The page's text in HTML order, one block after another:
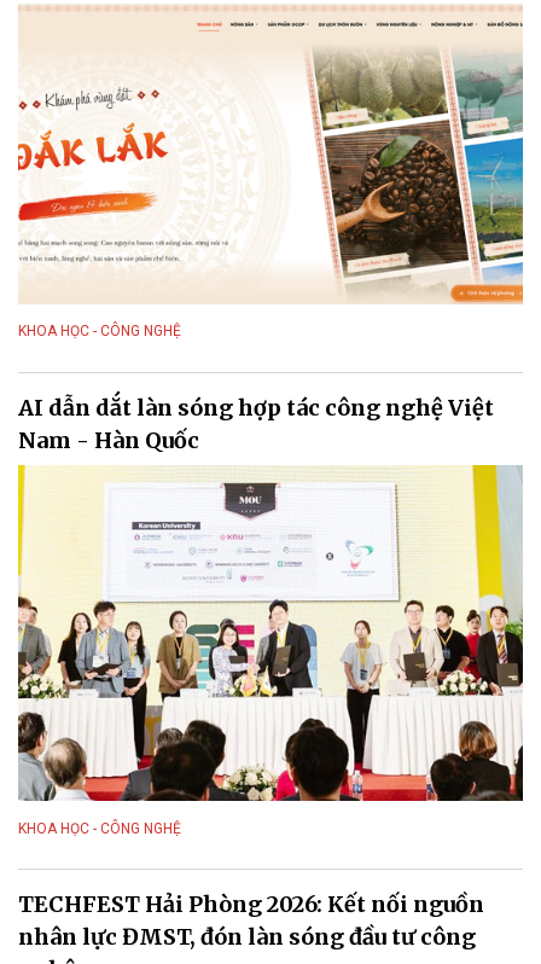
KHOA HỌC - CÔNG NGHỆ
AI dẫn dắt làn sóng hợp tác công nghệ Việt
Nam - Hàn Quốc
KHOA HỌC - CÔNG NGHỆ
TECHFEST Hải Phòng 2026: Kết nối nguồn
nhân lực ĐMST, đón làn sóng đầu tư công